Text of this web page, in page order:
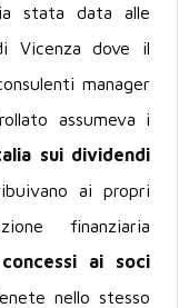
stata data alle
Vicenza dove il
manager
assumeva i
sui dividendi
ai propri
finanziaria
ai soci
nello stesso